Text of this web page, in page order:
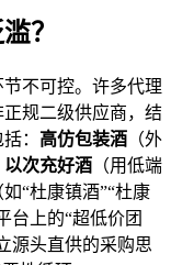
？
不可控。许多代理
规二级供应商，结
： 高仿包装酒 （外
以次充好酒 （用低端
如“杜康镇酒”“杜康
台上的“超低价团
源头直供的采购思